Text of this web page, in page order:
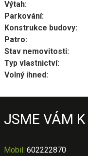
Výtah:
Parkování:
Konstrukce budovy:
Patro:
Stav nemovitosti:
Typ vlastnictví:
Volný ihned:
JSME VÁM
Mobil: 602222870